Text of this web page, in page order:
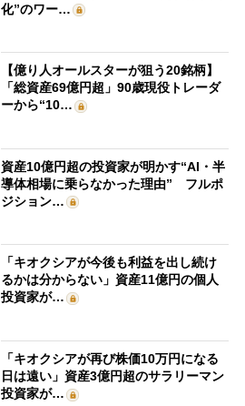
化”のワー…
【億り人オールスターが狙う20銘柄】
「総資産69億円超」90歳現役トレーダ
ーから“10…
資産10億円超の投資家が明かす“AI・半
導体相場に乗らなかった理由” フルポ
ジション…
「キオクシアが今後も利益を出し続け
るかは分からない」資産11億円の個人
投資家が…
「キオクシアが再び株価10万円になる
日は遠い」資産3億円超のサラリーマン
投資家が…